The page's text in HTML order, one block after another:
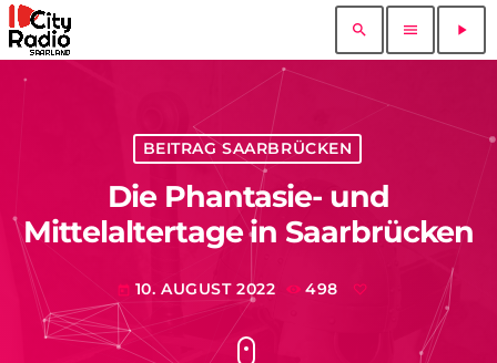
search menu play_arrow
BEITRAG SAARBRÜCKEN
Die Phantasie- und
Mittelaltertage in Saarbrücken
today 10. AUGUST 2022 498